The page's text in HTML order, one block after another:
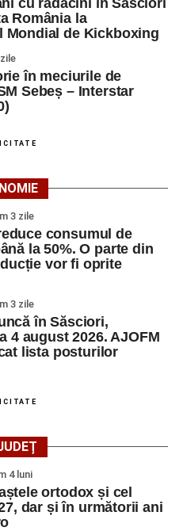
cu rădăcini în Săsciori
România la
Mondial de Kickboxing
în meciurile de
Sebeș – Interstar
3 zile
consumul de
la 50%. O parte din
vor fi oprite
3 zile
în Săsciori,
4 august 2026. AJOFM
lista posturilor
4 luni
ortodox și cel
dar și în următorii ani